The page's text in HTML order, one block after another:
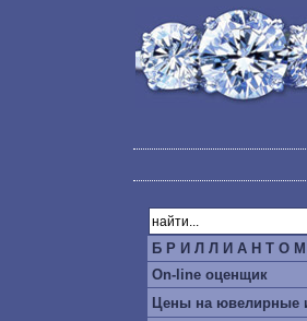
Б Р И Л Л И А Н Т О
On-line оценщик
Цены на ювелирные